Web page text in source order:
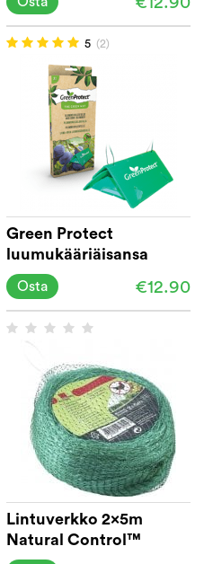
5 (2)
Green Protect
luumukääriäisansa
€12.90
Osta
Lintuverkko 2x5m
Natural Control™